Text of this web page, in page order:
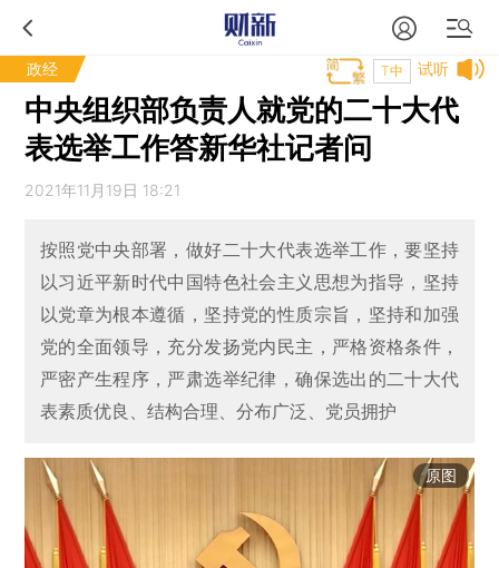
政经 试听
T中
中央组织部负责人就党的二十大代
表选举工作答新华社记者问
2021年11月19日 18:21
按照党中央部署，做好二十大代表选举工作，要坚持
以习近平新时代中国特色社会主义思想为指导，坚持
以党章为根本遵循，坚持党的性质宗旨，坚持和加强
党的全面领导，充分发扬党内民主，严格资格条件，
严密产生程序，严肃选举纪律，确保选出的二十大代
表素质优良、结构合理、分布广泛、党员拥护
原图